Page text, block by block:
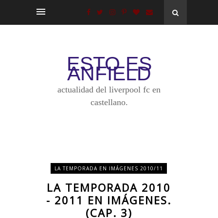
ESTO ES
ANFIELD
actualidad del liverpool fc en
castellano.
LA TEMPORADA EN IMÁGENES 2010/11
LA TEMPORADA 2010
- 2011 EN IMÁGENES.
(CAP. 3)